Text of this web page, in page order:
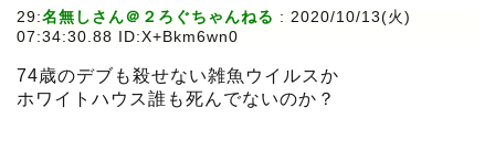
29:名無しさん＠２ろぐちゃんねる : 2020/10/13(火)
07:34:30.88 ID:X+Bkm6wn0
74歳のデブも殺せない雑魚ウイルスか
ホワイトハウス誰も死んでないのか？